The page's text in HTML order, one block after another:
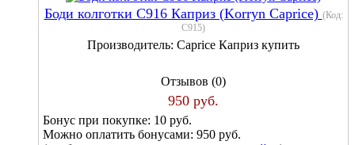
Боди колготки С916 Каприз (Korryn Caprice) (Код:
С915)
Производитель: Caprice Каприз купить
Отзывов (0)
950 руб.
Бонус при покупке: 10 руб.
Можно оплатить бонусами: 950 руб.